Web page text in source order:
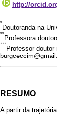
http://
*
Doutoranda na
**
Professora
***
Professor doutor
RESUMO
A partir da